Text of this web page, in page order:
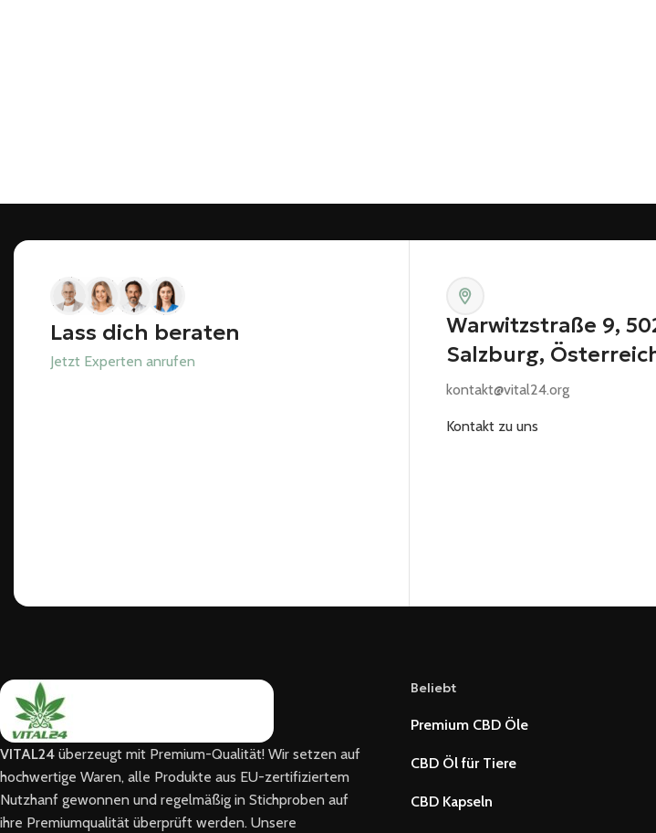
Lass dich beraten
Jetzt Experten anrufen
Warwitzstraße 9,
Salzburg,
kontakt@vital24.org
Kontakt zu uns
VITAL24 überzeugt mit Premium-Qualität! Wir setzen auf
hochwertige Waren, alle Produkte aus EU-zertifiziertem
Nutzhanf gewonnen und regelmäßig in Stichproben auf
ihre Premiumqualität überprüft werden. Unsere
Beliebt
Premium CBD Öle
CBD Öl für Tiere
CBD Kapseln